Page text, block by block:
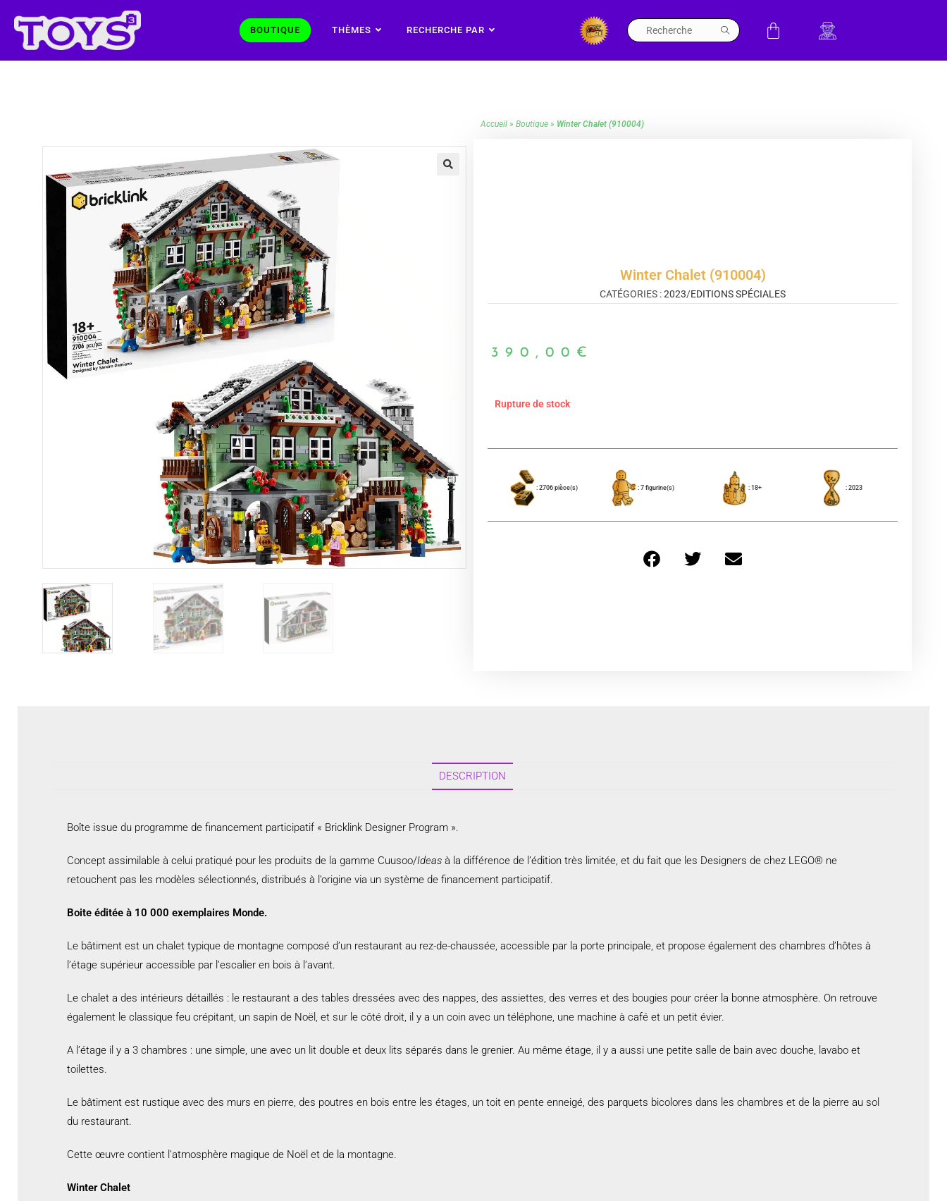
BOUTIQUE THÈMES RECHERCHE PAR
Accueil » Boutique » Winter Chalet (910004)
Winter Chalet (910004)
CATÉGORIES :2023/EDITIONS SPÉCIALES
390,00 €
Rupture de stock
: 2706 pièce(s) : 7 figurine(s) : 18+ : 2023
DESCRIPTION
Boîte issue du programme de financement participatif « Bricklink Designer Program ».
Concept assimilable à celui pratiqué pour les produits de la gamme Cuusoo/Ideas à la différence de l’édition très limitée, et du fait que les Designers de chez LEGO® ne
retouchent pas les modèles sélectionnés, distribués à l’origine via un système de financement participatif.
Boite éditée à 10 000 exemplaires Monde.
Le bâtiment est un chalet typique de montagne composé d’un restaurant au rez-de-chaussée, accessible par la porte principale, et propose également des chambres d’hôtes à
l’étage supérieur accessible par l’escalier en bois à l’avant.
Le chalet a des intérieurs détaillés : le restaurant a des tables dressées avec des nappes, des assiettes, des verres et des bougies pour créer la bonne atmosphère. On retrouve
également le classique feu crépitant, un sapin de Noël, et sur le côté droit, il y a un coin avec un téléphone, une machine à café et un petit évier.
A l’étage il y a 3 chambres : une simple, une avec un lit double et deux lits séparés dans le grenier. Au même étage, il y a aussi une petite salle de bain avec douche, lavabo et
toilettes.
Le bâtiment est rustique avec des murs en pierre, des poutres en bois entre les étages, un toit en pente enneigé, des parquets bicolores dans les chambres et de la pierre au sol
du restaurant.
Cette œuvre contient l’atmosphère magique de Noël et de la montagne.
Winter Chalet